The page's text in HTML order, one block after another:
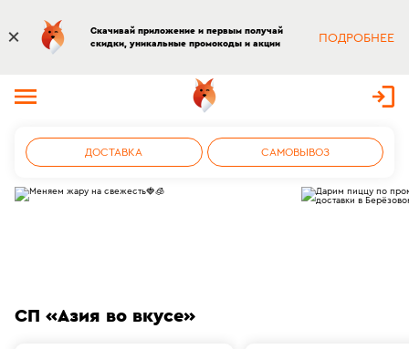
Скачивай приложение и первым получай
скидки, уникальные промокоды и акции
ПОДРОБНЕЕ
ДОСТАВКА САМОВЫВОЗ
СП «Азия во вкусе»